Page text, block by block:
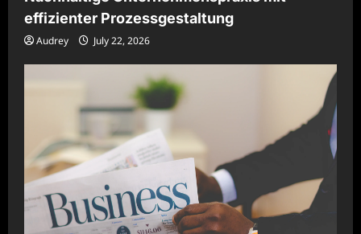
effizienter Prozessgestaltung
Audrey July 22, 2026